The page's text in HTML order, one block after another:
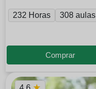
232 Horas 308 aulas
Comprar